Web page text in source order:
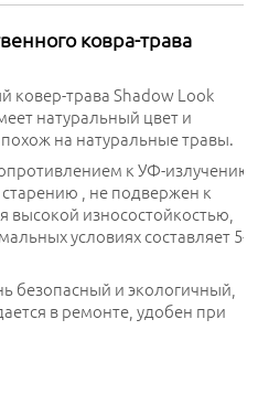
ковра-трава
ковер-трава Shadow Look
натуральный цвет и
на натуральные травы.
к УФ-излучению,
, не подвержен к
высокой износостойкостью,
условиях составляет 5-8
безопасный и экологичный,
в ремонте, удобен при